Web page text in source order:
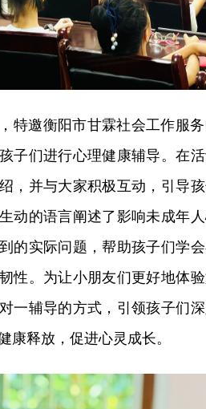
特邀衡阳市甘霖社会工作服
子们进行心理健康辅导。在
，并与大家积极互动，引导
动的语言阐述了影响未成年
的实际问题，帮助孩子们学
性。为让小朋友们更好地体
一辅导的方式，引领孩子们
康释放，促进心灵成长。